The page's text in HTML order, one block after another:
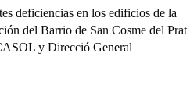
deficiencias en los edificios de la
del Barrio de San Cosme del Prat
y Direcció General